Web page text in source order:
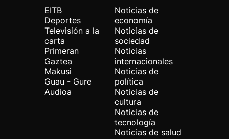
EITB
Deportes
Televisión a la
carta
Primeran
Gaztea
Makusi
Guau - Gure
Audioa
Noticias de
economía
Noticias de
sociedad
Noticias
internacionales
Noticias de
política
Noticias de
cultura
Noticias de
tecnología
Noticias de salud